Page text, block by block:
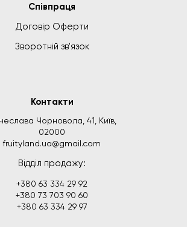
Співпраця
Договір Оферти
Зворотній зв'язок
Контакти
Чорновола, 41, Київ,
02000
fruityland.ua@gmail.com
Відділ продажу:
+380 63 334 29 92
+380 73 703 90 60
+380 63 334 29 97